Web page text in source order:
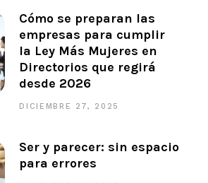
Cómo se preparan las
empresas para cumplir
la Ley Más Mujeres en
Directorios que regirá
desde 2026
DICIEMBRE 27, 2025
Ser y parecer: sin espacio
para errores